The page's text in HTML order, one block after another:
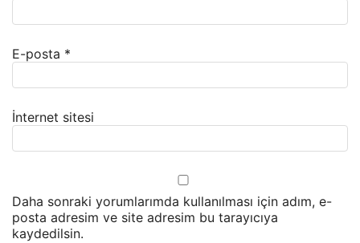
E-posta *
İnternet sitesi
Daha sonraki yorumlarımda kullanılması için adım, e-
posta adresim ve site adresim bu tarayıcıya
kaydedilsin.